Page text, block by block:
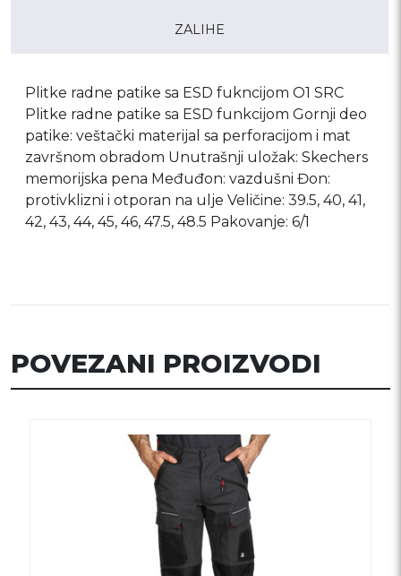
ZALIHE
Plitke radne patike sa ESD fukncijom O1 SRC
Plitke radne patike sa ESD funkcijom Gornji deo
patike: veštački materijal sa perforacijom i mat
završnom obradom Unutrašnji uložak: Skechers
memorijska pena Međuđon: vazdušni Đon:
protivklizni i otporan na ulje Veličine: 39.5, 40, 41,
42, 43, 44, 45, 46, 47.5, 48.5 Pakovanje: 6/1
POVEZANI PROIZVODI